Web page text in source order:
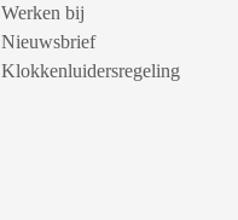
Werken bij
Nieuwsbrief
Klokkenluidersregeling